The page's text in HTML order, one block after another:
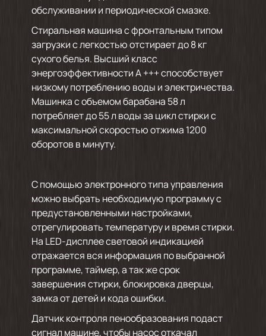
обслуживании и периодической смазке.
Стиральная машина с фронтальным типом
загрузки с легкостью отстирает до 8 кг
сухого белья. Высший класс
энергоэффективности А +++ способствует
низкому потреблению воды и электричества.
Машинка с объемом барабана 58 л
потребляет до 55 л воды за цикл стирки с
максимальной скоростью отжима 1200
оборотов в минуту.
С помощью электронного типа управления
можно выбрать необходимую программу с
предустановленными настройками,
отрегулировать температуру и время стирки.
На LED-дисплее световой индикацией
отражается вся информация по выбранной
программе, таймер, а так же срок
завершения стирки, блокировка дверцы,
замка от детей и кода ошибки.
Датчик контроля пенообразования подаст
сигнал машине, чтобы насос откачал